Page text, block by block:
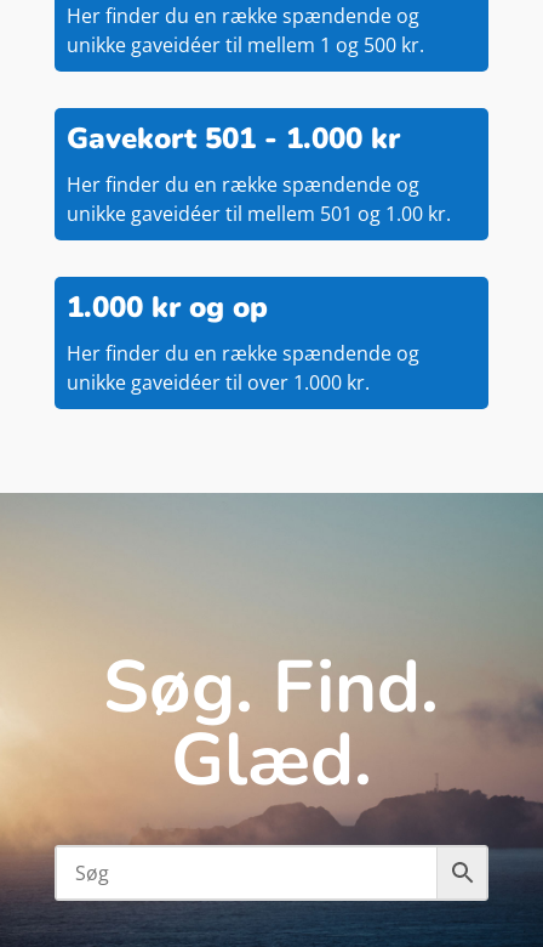
Her finder du en række spændende og
unikke gaveidéer til mellem 1 og 500 kr.
Gavekort 501 - 1.000 kr
Her finder du en række spændende og
unikke gaveidéer til mellem 501 og 1.00 kr.
1.000 kr og op
Her finder du en række spændende og
unikke gaveidéer til over 1.000 kr.
Søg. Find.
Glæd.